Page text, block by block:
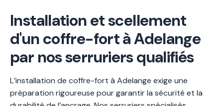
Installation et scellement
d'un coffre-fort à Adelange
par nos serruriers qualifiés
L’installation de coffre-fort à Adelange exige une
préparation rigoureuse pour garantir la sécurité et la